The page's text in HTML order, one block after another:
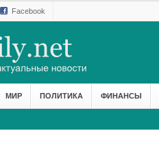
Facebook
МИР ПОЛИТИКА ФИНАНСЫ